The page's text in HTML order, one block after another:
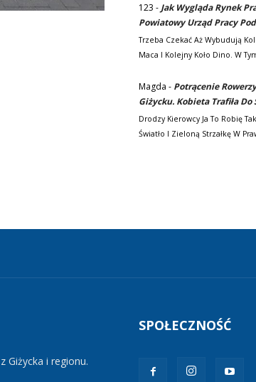
123 - Jak Wygląda Rynek
Powiatowy Urząd Pracy
Trzeba Czekać Aż Wybudują
Maca I Kolejny Koło Dino. W
Magda - Potrącenie
Giżycku. Kobieta Trafiła Do
Drodzy Kierowcy Ja To Robię
Światło I Zieloną Strzałkę W
Giżycka i regionu.
SPOŁECZNOŚĆ